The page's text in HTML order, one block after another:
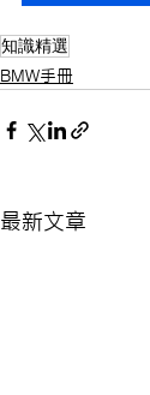
知識精選
BMW手冊
最新文章